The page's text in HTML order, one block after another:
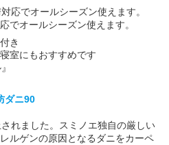
でオールシーズン使えます。
き
室にもおすすめです
ダニ90
れました。スミノエ独自の厳しい
ルゲンの原因となるダニをカーペ